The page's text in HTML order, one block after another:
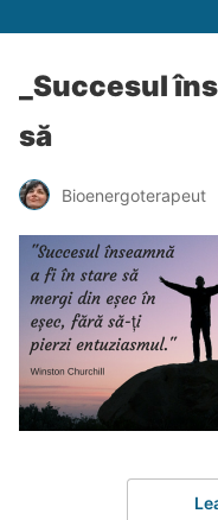
_Succesul
să
Bioenergoterapeut